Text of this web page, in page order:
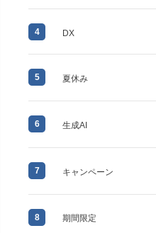
4 DX
5 夏休み
6 生成AI
7 キャンペーン
8 期間限定